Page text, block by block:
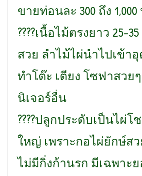
ขายท่อนละ 300 ถึง
????เนื้อไม้ตรงยาว 25-
สวย ลำไม้ไผ่นำไปเข้า
ทำโต๊ะ เตียง โซฟาสวย
นิเจอร์อื่น
????ปลูกประดับเป็นไผ่
ใหญ่ เพราะกอไผ่ยักษ์ส
ไม่มีกิ่งก้านรก มีเฉพาะ